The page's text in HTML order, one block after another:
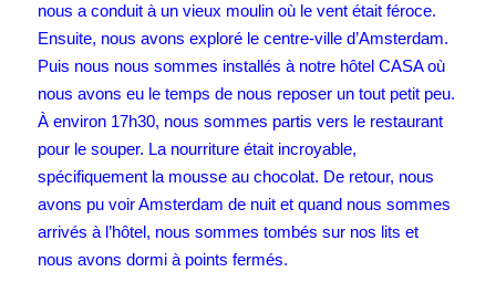
nous a conduit à un vieux moulin où le vent était féroce.
Ensuite, nous avons exploré le centre-ville d’Amsterdam.
Puis nous nous sommes installés à notre hôtel CASA où
nous avons eu le temps de nous reposer un tout petit peu.
À environ 17h30, nous sommes partis vers le restaurant
pour le souper. La nourriture était incroyable,
spécifiquement la mousse au chocolat. De retour, nous
avons pu voir Amsterdam de nuit et quand nous sommes
arrivés à l’hôtel, nous sommes tombés sur nos lits et
nous avons dormi à points fermés.